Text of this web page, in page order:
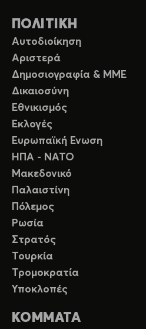
ΠΟΛΙΤΙΚΗ
Αυτοδιοίκηση
Αριστερά
Δημοσιογραφία & ΜΜΕ
Δικαιοσύνη
Εθνικισμός
Εκλογές
Ευρωπαϊκή Ενωση
ΗΠΑ - ΝΑΤΟ
Μακεδονικό
Παλαιστίνη
Πόλεμος
Ρωσία
Στρατός
Τουρκία
Τρομοκρατία
Υποκλοπές
ΚΟΜΜΑΤΑ